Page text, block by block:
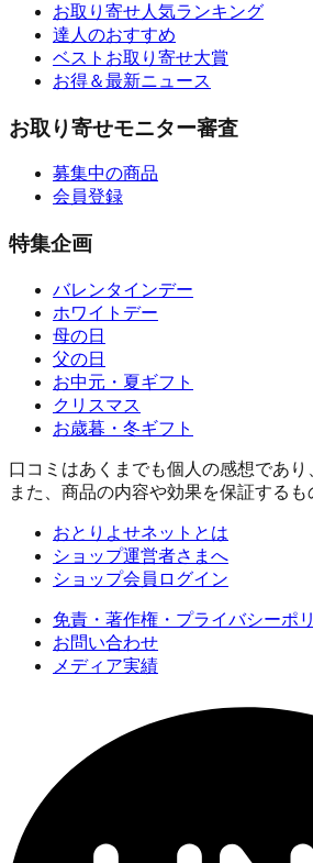
お取り寄せ人気ランキング
達人のおすすめ
ベストお取り寄せ大賞
お得＆最新ニュース
お取り寄せモニター審査
募集中の商品
会員登録
特集企画
バレンタインデー
ホワイトデー
母の日
父の日
お中元・夏ギフト
クリスマス
お歳暮・冬ギフト
口コミはあくまでも個人の感想であり
また、商品の内容や効果を保証するも
おとりよせネットとは
ショップ運営者さまへ
ショップ会員ログイン
免責・著作権・プライバシーポ
お問い合わせ
メディア実績